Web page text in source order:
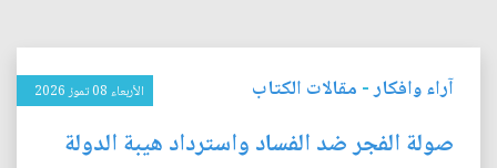
آراء وافكار- مقالات الكتاب الأربعاء 08 تموز 2026
صولة الفجر ضد الفساد واسترداد هيبة الدولة